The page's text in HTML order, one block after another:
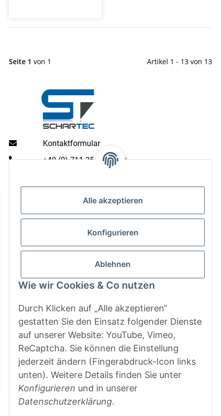
Alle akzeptieren
Konfigurieren
Ablehnen
Wie wir Cookies & Co nutzen
Durch Klicken auf „Alle akzeptieren“
gestatten Sie den Einsatz folgender Dienste
auf unserer Website: YouTube, Vimeo,
ReCaptcha. Sie können die Einstellung
jederzeit ändern (Fingerabdruck-Icon links
unten). Weitere Details finden Sie unter
Konfigurieren und in unserer
Datenschutzerklärung.
Seite 1 von 1 Artikel 1 - 13 von 13
Kontaktformular
+49 (0) 711 35 13 16 00
Gesetzliche Informationen
Vertrag widerrufen